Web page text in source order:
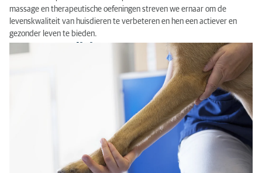
massage en therapeutische oefeningen streven we ernaar om de
levenskwaliteit van huisdieren te verbeteren en hen een actiever en
gezonder leven te bieden.